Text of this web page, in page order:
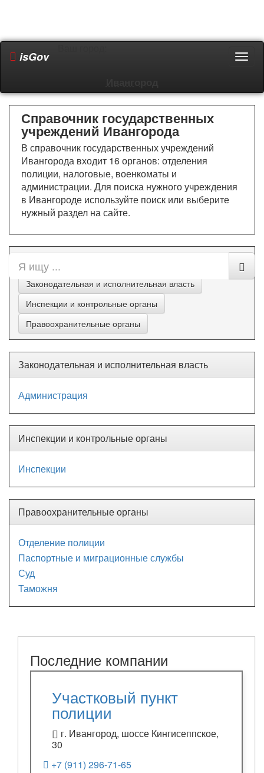
isGov
Справочник государственных
учреждений Ивангорода
В справочник государственных учреждений
Ивангорода входит 16 органов: отделения
полиции, налоговые, военкоматы и
администрации. Для поиска нужного учреждения
в Ивангороде используйте поиск или выберите
нужный раздел на сайте.
Все разделы
Законодательная и исполнительная власть
Инспекции и контрольные органы
Правоохранительные органы
Законодательная и исполнительная власть
Администрация
Инспекции и контрольные органы
Инспекции
Правоохранительные органы
Отделение полиции
Паспортные и миграционные службы
Суд
Таможня
Последние компании
Участковый пункт
полиции
г. Ивангород, шоссе Кингисеппское,
30
+7 (911) 296-71-65